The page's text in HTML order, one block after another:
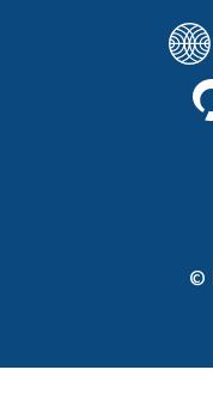
Metsien
voidaan
©